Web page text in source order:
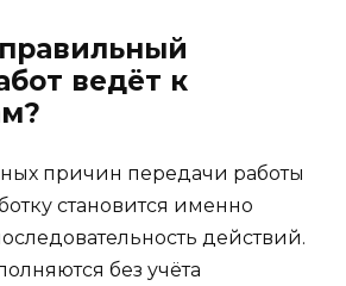
ведёт к
причин передачи работы
становится именно
действий.
без учёта